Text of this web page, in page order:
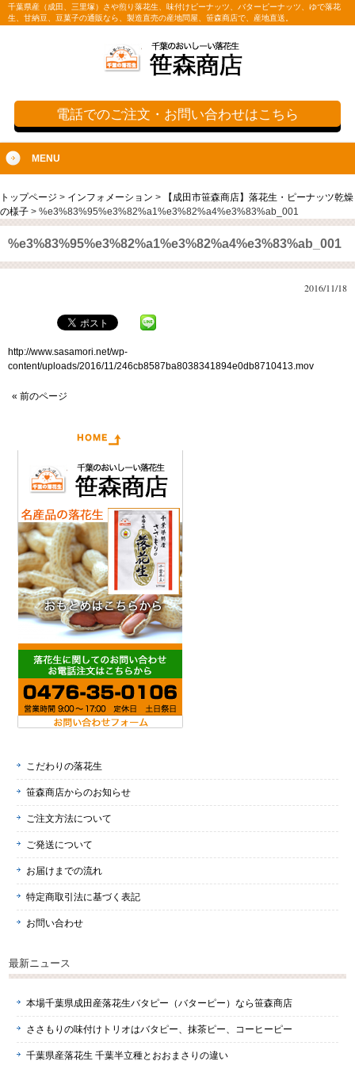
千葉県産（成田、三里塚）さや煎り落花生、味付けピーナッツ、バターピーナッツ、ゆで落花
生、甘納豆、豆菓子の通販なら、製造直売の産地問屋、笹森商店で、産地直送。
電話でのご注文・お問い合わせはこちら
MENU
トップページ > インフォメーション >
【成田市笹森商店】落花生・ピーナッツ乾燥
の様子 > %e3%83%95%e3%82%a1%e3%82%a4%e3%83%ab_001
%e3%83%95%e3%82%a1%e3%82%a4%e3%83%ab_001
2016/11/18
http://www.sasamori.net/wp-
content/uploads/2016/11/246cb8587ba8038341894e0db8710413.mov
« 前のページ
こだわりの落花生
笹森商店からのお知らせ
ご注文方法について
ご発送について
お届けまでの流れ
特定商取引法に基づく表記
お問い合わせ
最新ニュース
本場千葉県成田産落花生バタピー（バターピー）なら笹森商店
ささもりの味付けトリオはバタピー、抹茶ピー、コーヒーピー
千葉県産落花生 千葉半立種とおおまさりの違い